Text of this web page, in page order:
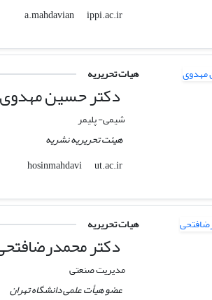
a.mahdavian
ippi.ac.ir
هیات تحریریه
دکتر حسین
شیمی- پلیمر
هیئت تحریریه نشریه
hosinmahdavi
ut.ac.ir
هیات تحریریه
دکتر
مدیریت صنعتی
عضو هیأت علمی دانشگاه تهران